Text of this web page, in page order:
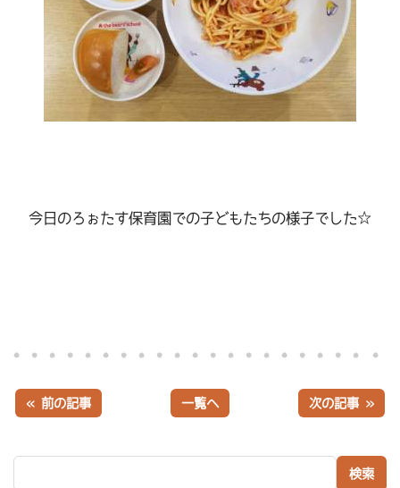
今日のろぉたす保育園での子どもたちの様子でした☆
« 前の記事 一覧へ 次の記事 »